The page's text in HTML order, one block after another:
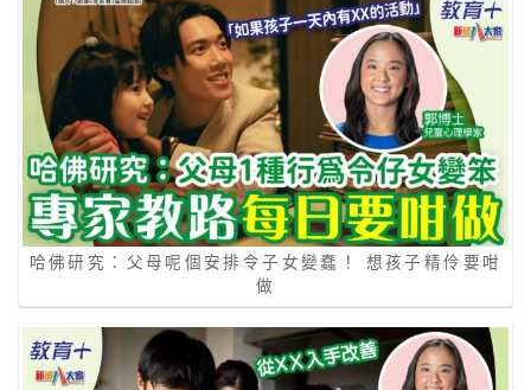
哈佛研究：父母呢個安排令子女變蠢！ 想孩子精伶要咁
做